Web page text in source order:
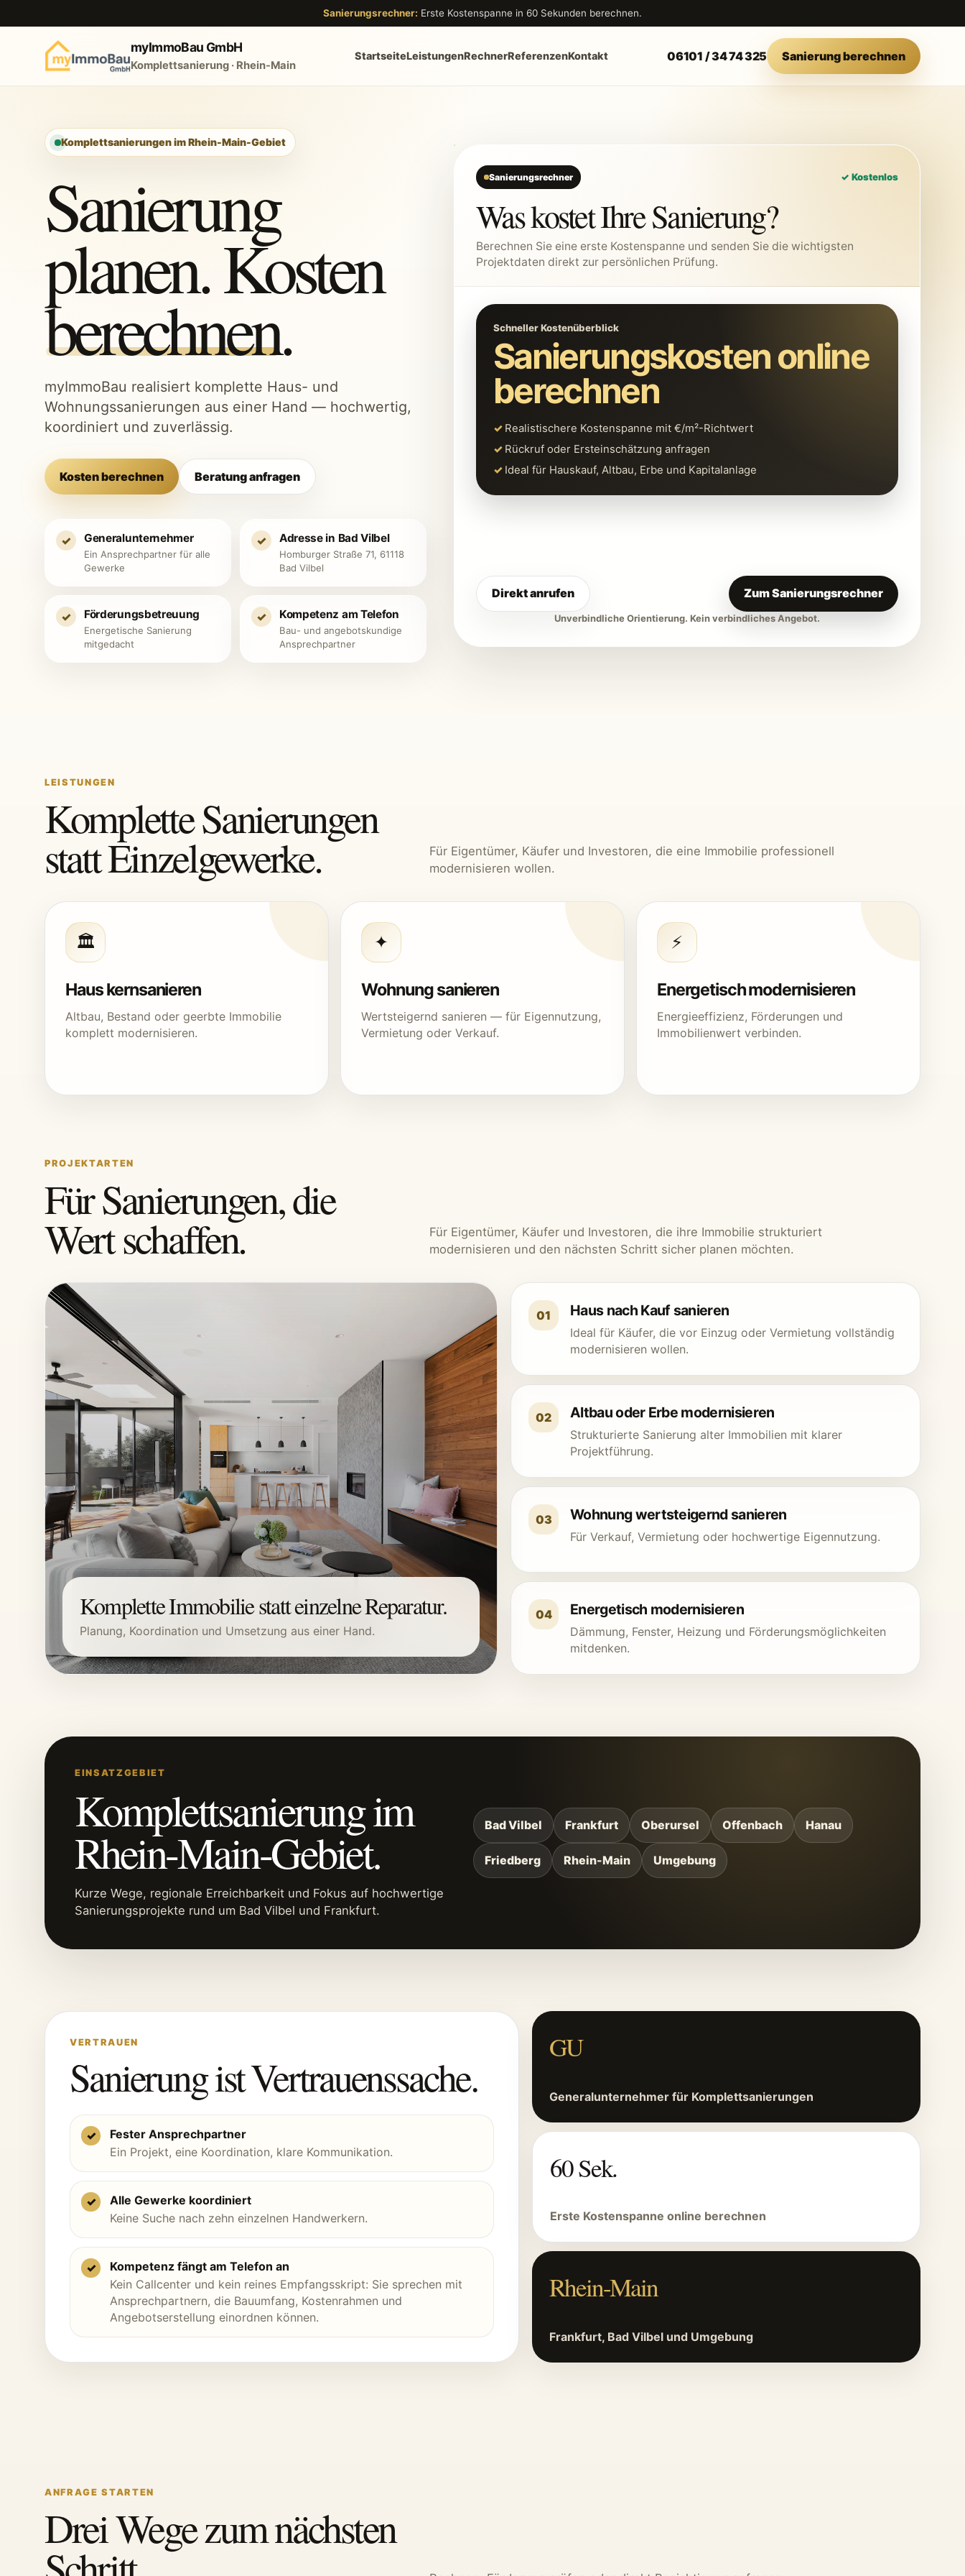
Sanierungsrechner: Erste Kostenspanne in 60 Sekunden berechnen.
myImmoBau GmbH
Komplettsanierung · Rhein-Main
StartseiteLeistungenRechnerReferenzenKontakt 06101 / 34 74 325 Sanierung berechnen
Komplettsanierungen im Rhein-Main-Gebiet
Sanierung
planen. Kosten
berechnen.
myImmoBau realisiert komplette Haus- und
Wohnungssanierungen aus einer Hand — hochwertig,
koordiniert und zuverlässig.
Kosten berechnen Beratung anfragen
✓ Generalunternehmer
Ein Ansprechpartner für alle
Gewerke
✓ Adresse in Bad Vilbel
Homburger Straße 71, 61118
Bad Vilbel
✓ Förderungsbetreuung
Energetische Sanierung
mitgedacht
✓ Kompetenz am Telefon
Bau- und angebotskundige
Ansprechpartner
Sanierungsrechner ✓ Kostenlos
Was kostet Ihre Sanierung?
Berechnen Sie eine erste Kostenspanne und senden Sie die wichtigsten
Projektdaten direkt zur persönlichen Prüfung.
Schneller Kostenüberblick
Sanierungskosten online
berechnen
Realistischere Kostenspanne mit €/m²-Richtwert
Rückruf oder Ersteinschätzung anfragen
Ideal für Hauskauf, Altbau, Erbe und Kapitalanlage
Direkt anrufen Zum Sanierungsrechner
Unverbindliche Orientierung. Kein verbindliches Angebot.
LEISTUNGEN
Komplette Sanierungen
statt Einzelgewerke.
Für Eigentümer, Käufer und Investoren, die eine Immobilie professionell
modernisieren wollen.
🏛️
Haus kernsanieren
Altbau, Bestand oder geerbte Immobilie
komplett modernisieren.
✦
Wohnung sanieren
Wertsteigernd sanieren — für Eigennutzung,
Vermietung oder Verkauf.
⚡
Energetisch modernisieren
Energieeffizienz, Förderungen und
Immobilienwert verbinden.
PROJEKTARTEN
Für Sanierungen, die
Wert schaffen.
Für Eigentümer, Käufer und Investoren, die ihre Immobilie strukturiert
modernisieren und den nächsten Schritt sicher planen möchten.
Komplette Immobilie statt einzelne Reparatur.
Planung, Koordination und Umsetzung aus einer Hand.
01 Haus nach Kauf sanieren
Ideal für Käufer, die vor Einzug oder Vermietung vollständig
modernisieren wollen.
02 Altbau oder Erbe modernisieren
Strukturierte Sanierung alter Immobilien mit klarer
Projektführung.
03 Wohnung wertsteigernd sanieren
Für Verkauf, Vermietung oder hochwertige Eigennutzung.
04 Energetisch modernisieren
Dämmung, Fenster, Heizung und Förderungsmöglichkeiten
mitdenken.
EINSATZGEBIET
Komplettsanierung im
Rhein-Main-Gebiet.
Kurze Wege, regionale Erreichbarkeit und Fokus auf hochwertige
Sanierungsprojekte rund um Bad Vilbel und Frankfurt.
Bad Vilbel Frankfurt Oberursel Offenbach Hanau
Friedberg Rhein-Main Umgebung
VERTRAUEN
Sanierung ist Vertrauenssache.
✓
Fester Ansprechpartner
Ein Projekt, eine Koordination, klare Kommunikation.
✓
Alle Gewerke koordiniert
Keine Suche nach zehn einzelnen Handwerkern.
✓
Kompetenz fängt am Telefon an
Kein Callcenter und kein reines Empfangsskript: Sie sprechen mit
Ansprechpartnern, die Bauumfang, Kostenrahmen und
Angebotserstellung einordnen können.
GU
Generalunternehmer für Komplettsanierungen
60 Sek.
Erste Kostenspanne online berechnen
Rhein-Main
Frankfurt, Bad Vilbel und Umgebung
ANFRAGE STARTEN
Drei Wege zum nächsten